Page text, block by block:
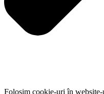
Folosim cookie-uri în